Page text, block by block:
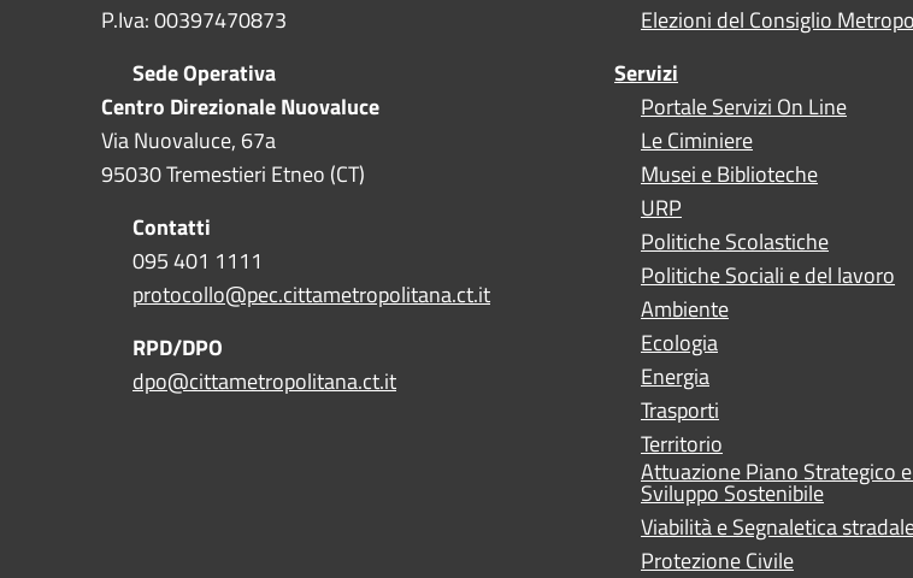
P.Iva: 00397470873
Sede Operativa
Centro Direzionale Nuovaluce
Via Nuovaluce, 67a
95030 Tremestieri Etneo (CT)
Contatti
095 401 1111
protocollo@pec.cittametropolitana.ct.it
RPD/DPO
dpo@cittametropolitana.ct.it
Elezioni del Consiglio
Servizi
Portale Servizi On Line
Le Ciminiere
Musei e Biblioteche
URP
Politiche Scolastiche
Politiche Sociali e del lavoro
Ambiente
Ecologia
Energia
Trasporti
Territorio
Attuazione Piano Strategico
Sviluppo Sostenibile
Viabilità e Segnaletica
Protezione Civile